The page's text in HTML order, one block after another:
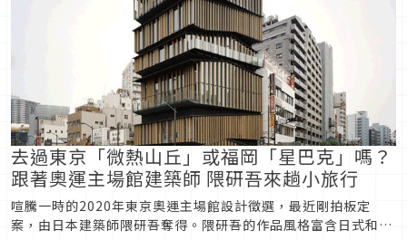
去過東京「微熱山丘」或福岡「星巴克」嗎？
跟著奧運主場館建築師 隈研吾來趟小旅行
喧騰一時的2020年東京奧運主場館設計徵選，最近剛拍板定
案，由日本建築師隈研吾奪得。隈研吾的作品風格富含日式和風